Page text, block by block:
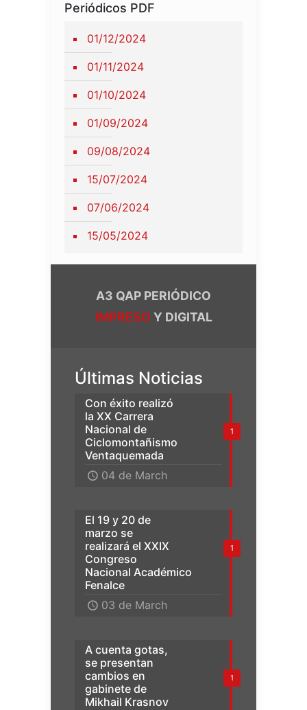
Periódicos PDF
01/12/2024
01/11/2024
01/10/2024
01/09/2024
09/08/2024
15/07/2024
07/06/2024
15/05/2024
A3 QAP PERIÓDICO
IMPRESO Y DIGITAL
Últimas Noticias
1
Con éxito realizó
la XX Carrera
Nacional de
Ciclomontañismo
Ventaquemada
04 de March
1
El 19 y 20 de
marzo se
realizará el XXIX
Congreso
Nacional Académico
Fenalce
03 de March
1
A cuenta gotas,
se presentan
cambios en
gabinete de
Mikhail Krasnov